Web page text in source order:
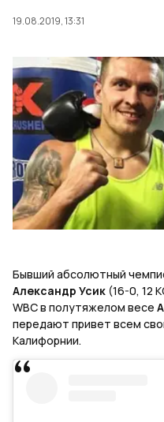
19.08.2019, 13:31
Бывший абсолютный
Александр Усик (16-0, 12
WBC в полутяжелом весе
передают привет всем
Калифорнии.